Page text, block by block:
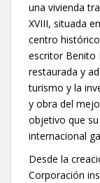
una vivienda
XVIII, situada
centro
escritor Benito
restaurada y
turismo y la
y obra del
objetivo que
internacional
Desde la
Corporación